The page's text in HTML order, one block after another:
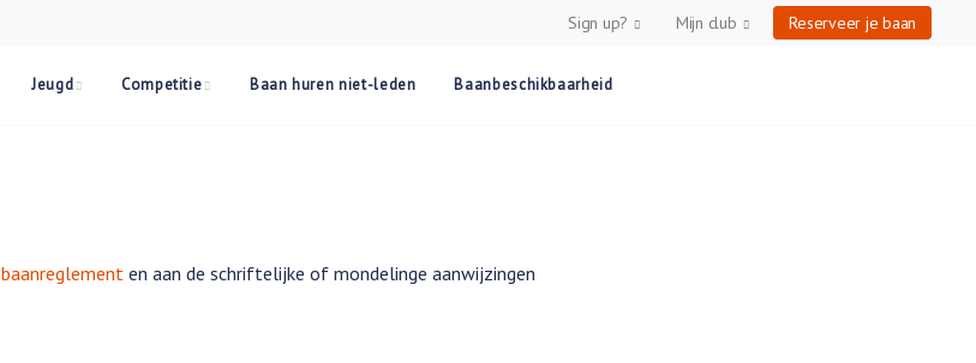
Sign up? Mijn club Reserveer je baan
Jeugd Competitie Baan huren niet-leden Baanbeschikbaarheid
baanreglement en aan de schriftelijke of mondelinge aanwijzingen